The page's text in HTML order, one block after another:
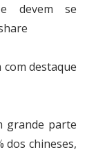
devem se
destaque
grande parte
dos chineses,